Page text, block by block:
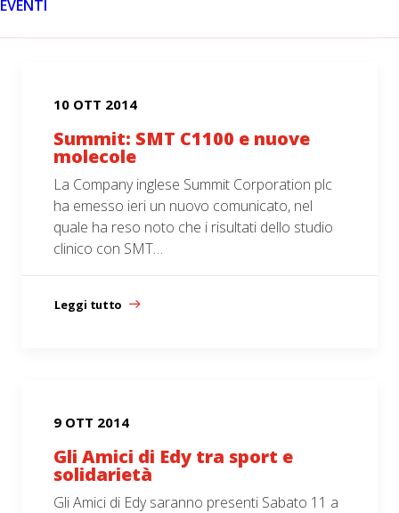
EVENTI
10 OTT 2014
Summit: SMT C1100 e nuove
molecole
La Company inglese Summit Corporation plc
ha emesso ieri un nuovo comunicato, nel
quale ha reso noto che i risultati dello studio
clinico con SMT…
Leggi tutto
9 OTT 2014
Gli Amici di Edy tra sport e
solidarietà
Gli Amici di Edy saranno presenti Sabato 11 a